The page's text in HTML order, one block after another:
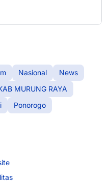
Nasional
News
MURUNG RAYA
Ponorogo